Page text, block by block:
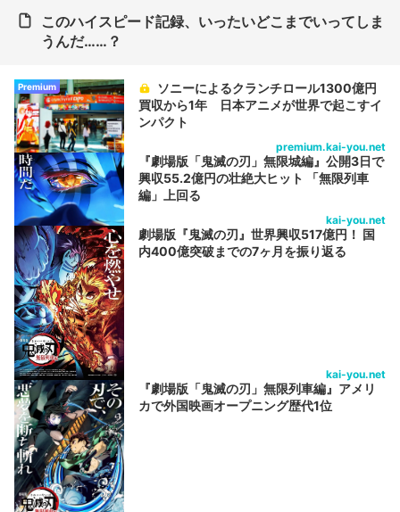
このハイスピード記録、いったいどこまでいってしま
うんだ……？
Premium
ソニーによるクランチロール1300億円
買収から1年 日本アニメが世界で起こすイ
ンパクト
premium.kai-you.net
『劇場版「鬼滅の刃」無限城編』公開3日で
興収55.2億円の壮絶大ヒット 「無限列車
編」上回る
kai-you.net
劇場版『鬼滅の刃』世界興収517億円！ 国
内400億突破までの7ヶ月を振り返る
kai-you.net
『劇場版「鬼滅の刃」無限列車編』アメリ
カで外国映画オープニング歴代1位